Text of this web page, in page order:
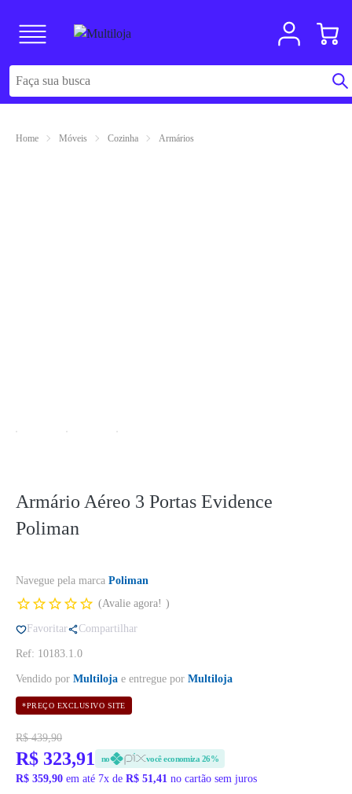
Home Móveis Cozinha Armários
Armário Aéreo 3 Portas Evidence
Poliman
Navegue pela marca Poliman
Avalie agora!
Favoritar Compartilhar
Ref: 10183.1.0
Vendido por Multiloja e entregue por Multiloja
*PREÇO EXCLUSIVO SITE
R$ 439,90
R$ 323,91 no você economiza 26%
R$ 359,90 em até 7x de R$ 51,41 no cartão sem juros